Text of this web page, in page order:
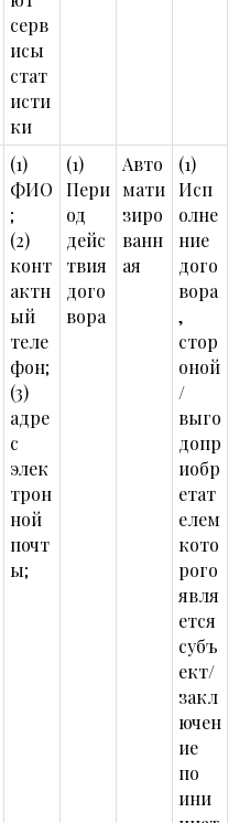
серв
исы
стат
исти
ки
(1)
ФИО
;
(2)
конт
актн
ый
теле
фон;
(3)
адре
с
элек
трон
ной
почт
ы;
(1)
Пери
од
дейс
твия
дого
вора
Авто
мати
зиро
ванн
ая
(1)
Исп
олне
ние
дого
вора
,
стор
оной
/
выго
допр
иобр
етат
елем
кото
рого
явля
ется
субъ
ект/
закл
ючен
ие
по
ини